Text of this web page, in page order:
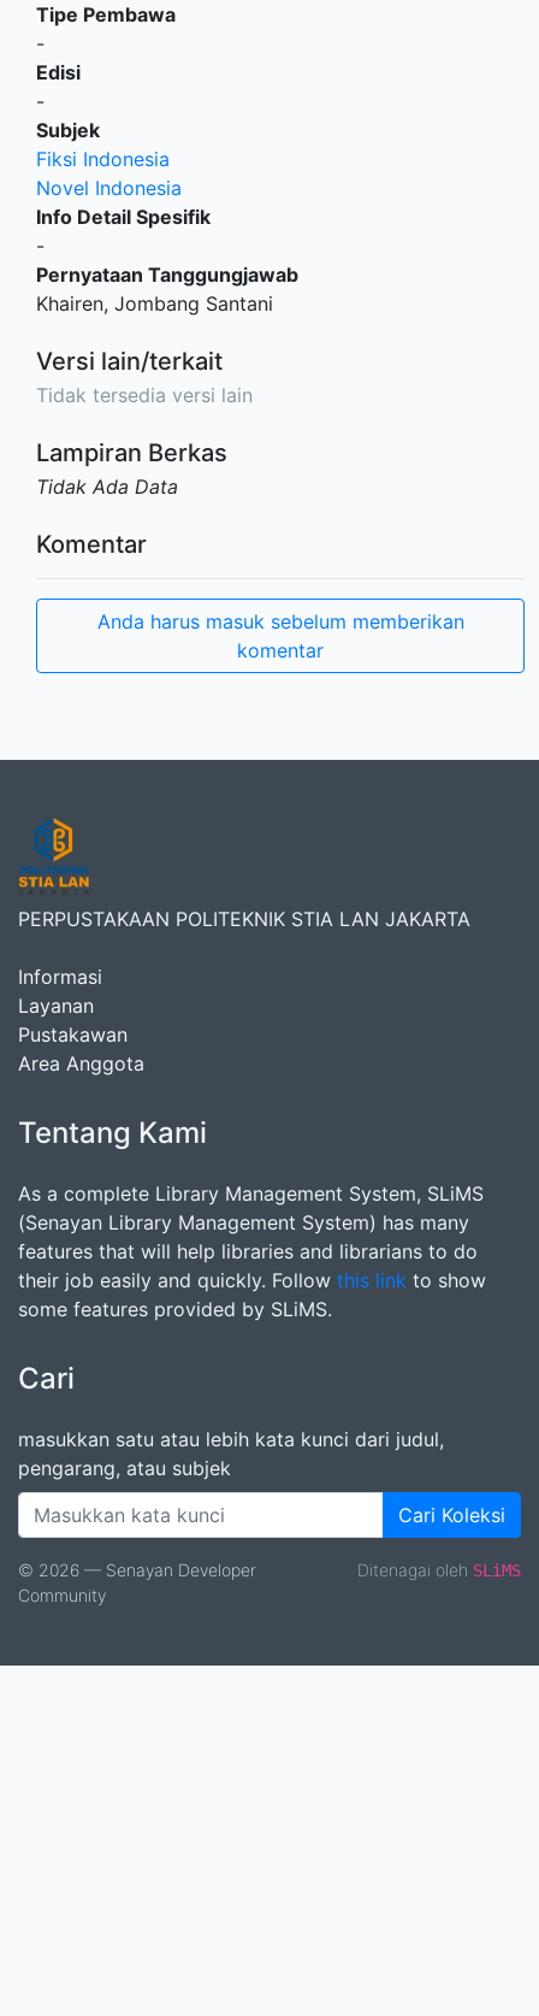
Tipe Pembawa
-
Edisi
-
Subjek
Fiksi Indonesia
Novel Indonesia
Info Detail Spesifik
-
Pernyataan Tanggungjawab
Khairen, Jombang Santani
Versi lain/terkait
Tidak tersedia versi lain
Lampiran Berkas
Tidak Ada Data
Komentar
Anda harus masuk sebelum memberikan
komentar
PERPUSTAKAAN POLITEKNIK STIA LAN JAKARTA
Informasi
Layanan
Pustakawan
Area Anggota
Tentang Kami
As a complete Library Management System, SLiMS
(Senayan Library Management System) has many
features that will help libraries and librarians to do
their job easily and quickly. Follow this link to show
some features provided by SLiMS.
Cari
masukkan satu atau lebih kata kunci dari judul,
pengarang, atau subjek
Cari Koleksi
© 2026 — Senayan Developer
Community
Ditenagai oleh SLiMS